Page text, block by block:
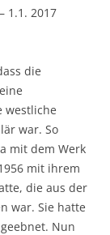
1.1. 2017
die
westliche
war. So
mit dem Werk
mit ihrem
die aus der
war. Sie hatte
Nun